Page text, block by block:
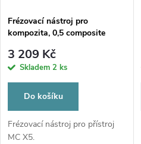
Frézovací nástroj pro
kompozita, 0,5 composite
3 209 Kč
Skladem 2 ks
Do košíku
Frézovací nástroj pro přístroj
MC X5.